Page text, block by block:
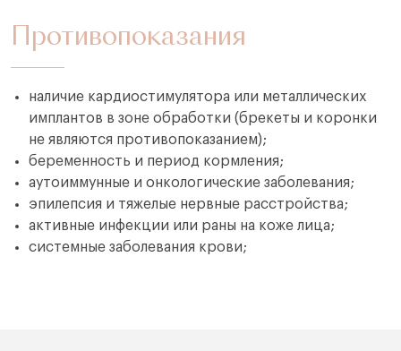
Противопоказания
наличие кардиостимулятора или металлических
имплантов в зоне обработки (брекеты и коронки
не являются противопоказанием);
беременность и период кормления;
аутоиммунные и онкологические заболевания;
эпилепсия и тяжелые нервные расстройства;
активные инфекции или раны на коже лица;
системные заболевания крови;